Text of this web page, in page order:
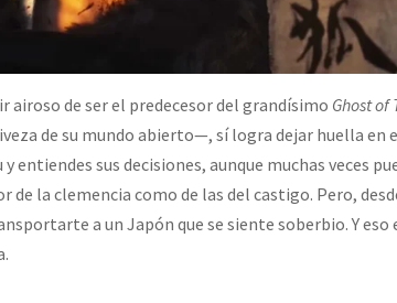
airoso de ser el predecesor del grandísimo Ghost of
de su mundo abierto—, sí logra dejar huella en
entiendes sus decisiones, aunque muchas veces
la clemencia como de las del castigo. Pero,
a un Japón que se siente soberbio. Y eso